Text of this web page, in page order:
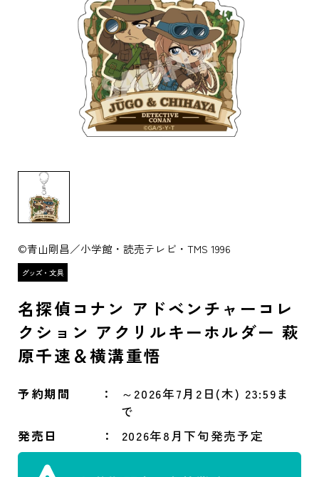
©青山剛昌／小学館・読売テレビ・TMS 1996
名探偵コナン アドベンチャーコレ
クション アクリルキーホルダー 萩
原千速＆横溝重悟
予約期間
～2026年7月2日(木) 23:59ま
で
発売日
2026年8月下旬発売予定